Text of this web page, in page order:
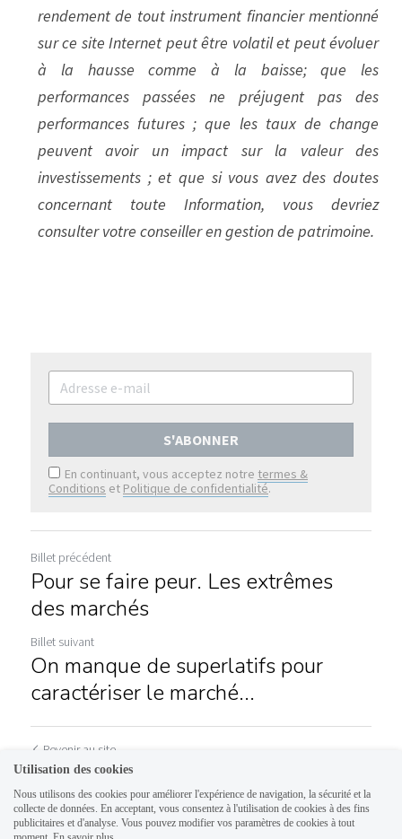
rendement de tout instrument financier mentionné
sur ce site Internet peut être volatil et peut évoluer
à la hausse comme à la baisse; que les
performances passées ne préjugent pas des
performances futures ; que les taux de change
peuvent avoir un impact sur la valeur des
investissements ; et que si vous avez des doutes
concernant toute Information, vous devriez
consulter votre conseiller en gestion de patrimoine.
S'ABONNER
En continuant, vous acceptez notre termes &
Conditions et Politique de confidentialité.
Billet précédent
Pour se faire peur. Les extrêmes
des marchés
Billet suivant
On manque de superlatifs pour
caractériser le marché...
Revenir au site
Utilisation des cookies
Nous utilisons des cookies pour améliorer l'expérience de navigation, la sécurité et la
collecte de données. En acceptant, vous consentez à l'utilisation de cookies à des fins
publicitaires et d'analyse. Vous pouvez modifier vos paramètres de cookies à tout